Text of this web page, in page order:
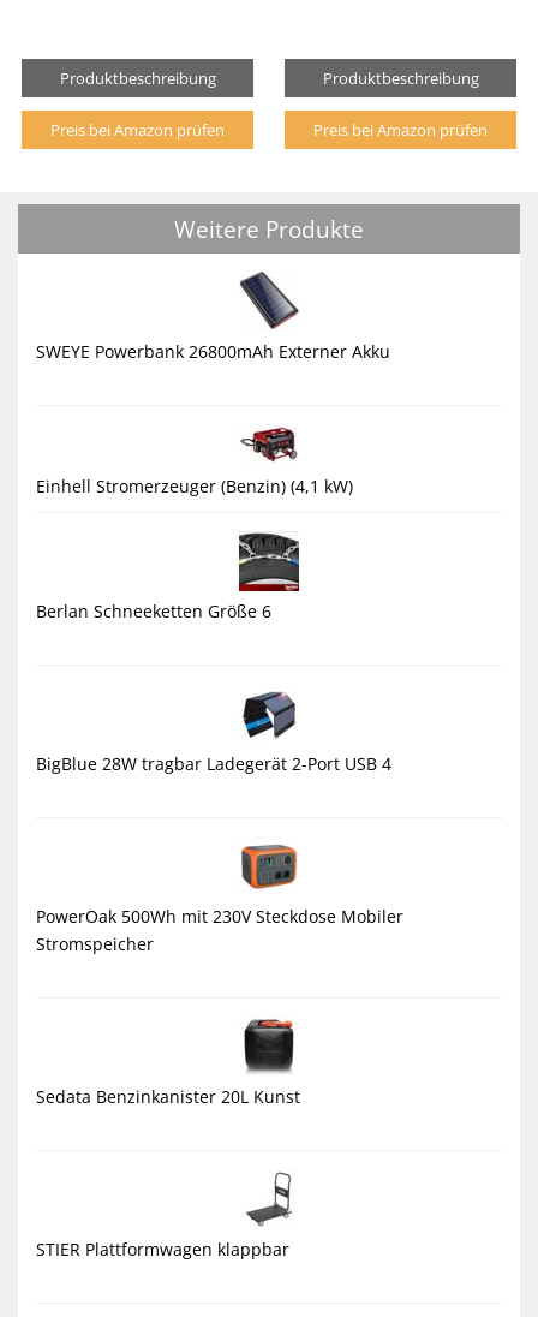
Produktbeschreibung
Preis bei Amazon prüfen
Produktbeschreibung
Preis bei Amazon prüfen
Weitere Produkte
SWEYE Powerbank 26800mAh Externer Akku
Einhell Stromerzeuger (Benzin) (4,1 kW)
Berlan Schneeketten Größe 6
BigBlue 28W tragbar Ladegerät 2-Port USB 4
PowerOak 500Wh mit 230V Steckdose Mobiler
Stromspeicher
Sedata Benzinkanister 20L Kunst
STIER Plattformwagen klappbar